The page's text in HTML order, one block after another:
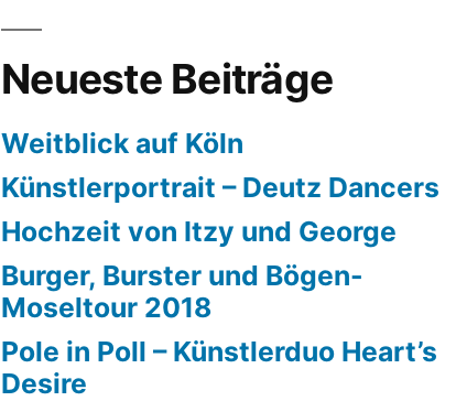
Neueste Beiträge
Weitblick auf Köln
Künstlerportrait – Deutz Dancers
Hochzeit von Itzy und George
Burger, Burster und Bögen-
Moseltour 2018
Pole in Poll – Künstlerduo Heart’s
Desire